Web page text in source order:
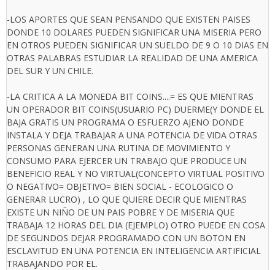
-LOS APORTES QUE SEAN PENSANDO QUE EXISTEN PAISES
DONDE 10 DOLARES PUEDEN SIGNIFICAR UNA MISERIA PERO
EN OTROS PUEDEN SIGNIFICAR UN SUELDO DE 9 O 10 DIAS EN
OTRAS PALABRAS ESTUDIAR LA REALIDAD DE UNA AMERICA
DEL SUR Y UN CHILE.
-LA CRITICA A LA MONEDA BIT COINS....= ES QUE MIENTRAS
UN OPERADOR BIT COINS(USUARIO PC) DUERME(Y DONDE EL
BAJA GRATIS UN PROGRAMA O ESFUERZO AJENO DONDE
INSTALA Y DEJA TRABAJAR A UNA POTENCIA DE VIDA OTRAS
PERSONAS GENERAN UNA RUTINA DE MOVIMIENTO Y
CONSUMO PARA EJERCER UN TRABAJO QUE PRODUCE UN
BENEFICIO REAL Y NO VIRTUAL(CONCEPTO VIRTUAL POSITIVO
O NEGATIVO= OBJETIVO= BIEN SOCIAL - ECOLOGICO O
GENERAR LUCRO) , LO QUE QUIERE DECIR QUE MIENTRAS
EXISTE UN NIÑO DE UN PAIS POBRE Y DE MISERIA QUE
TRABAJA 12 HORAS DEL DIA (EJEMPLO) OTRO PUEDE EN COSA
DE SEGUNDOS DEJAR PROGRAMADO CON UN BOTON EN
ESCLAVITUD EN UNA POTENCIA EN INTELIGENCIA ARTIFICIAL
TRABAJANDO POR EL.